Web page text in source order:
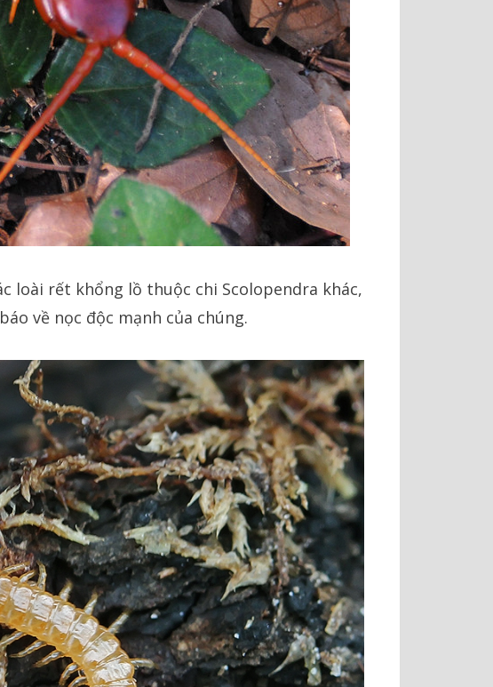
loài rết khổng lồ thuộc chi Scolopendra khác,
về nọc độc mạnh của chúng.